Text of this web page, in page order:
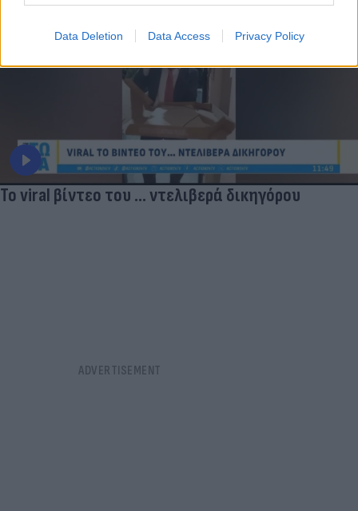
Data Deletion Data Access Privacy Policy
Το viral βίντεο του ... ντελιβερά δικηγόρου